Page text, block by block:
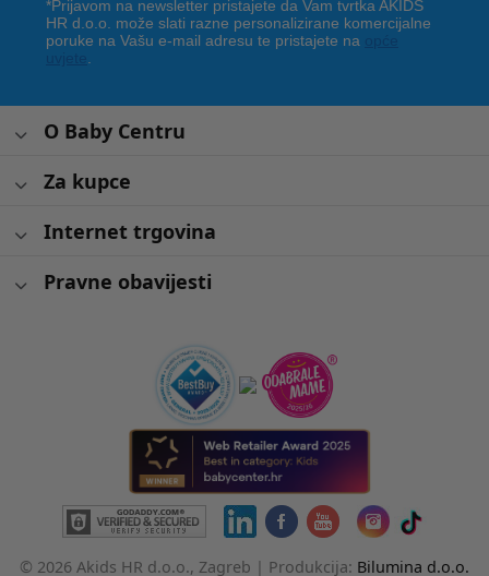
*Prijavom na newsletter pristajete da Vam tvrtka AKIDS
HR d.o.o. može slati razne personalizirane komercijalne
poruke na Vašu e-mail adresu te pristajete na
O Baby Centru
Za kupce
Internet trgovina
Pravne obavijesti
© 2026 Akids HR d.o.o., Zagreb | Produkcija: Bilumina d.o.o.